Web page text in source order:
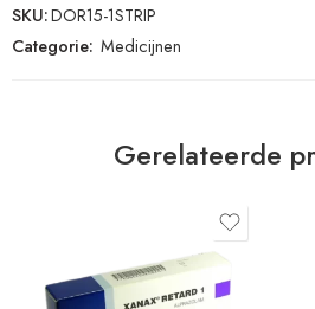
SKU:DOR15-1STRIP
Categorie: Medicijnen
Gerelateerde